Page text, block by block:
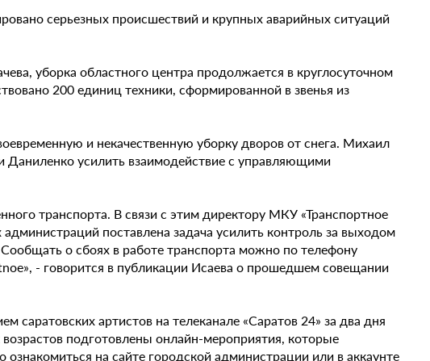
серьезных происшествий и крупных аварийных ситуаций
уборка областного центра продолжается в круглосуточном
200 единиц техники, сформированной в звенья из
и некачественную уборку дворов от снега. Михаил
усилить взаимодействие с управляющими
транспорта. В связи с этим директору МКУ «Транспортное
поставлена задача усилить контроль за выходом
о сбоях в работе транспорта можно по телефону
- говорится в публикации Исаева о прошедшем совещании
саратовских артистов на телеканале «Саратов 24» за два дня
подготовлены онлайн-мероприятия, которые
на сайте городской администрации или в аккаунте